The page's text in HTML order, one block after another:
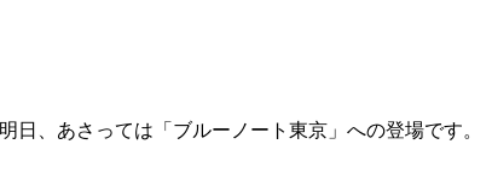
、あさっては「ブルーノート東京」への登場です。